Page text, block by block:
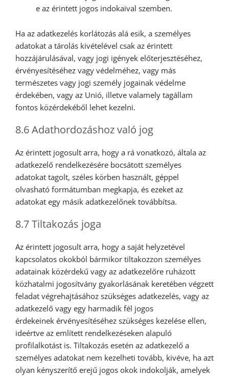
e az érintett jogos indokaival szemben.
Ha az adatkezelés korlátozás alá esik, a személyes
adatokat a tárolás kivételével csak az érintett
hozzájárulásával, vagy jogi igények előterjesztéséhez,
érvényesítéséhez vagy védelméhez, vagy más
természetes vagy jogi személy jogainak védelme
érdekében, vagy az Unió, illetve valamely tagállam
fontos közérdekéből lehet kezelni.
8.6 Adathordozáshoz való jog
Az érintett jogosult arra, hogy a rá vonatkozó, általa az
adatkezelő rendelkezésére bocsátott személyes
adatokat tagolt, széles körben használt, géppel
olvasható formátumban megkapja, és ezeket az
adatokat egy másik adatkezelőnek továbbítsa.
8.7 Tiltakozás joga
Az érintett jogosult arra, hogy a saját helyzetével
kapcsolatos okokból bármikor tiltakozzon személyes
adatainak közérdekű vagy az adatkezelőre ruházott
közhatalmi jogosítvány gyakorlásának keretében végzett
feladat végrehajtásához szükséges adatkezelés, vagy az
adatkezelő vagy egy harmadik fél jogos
érdekeinek érvényesítéséhez szükséges kezelése ellen,
ideértve az említett rendelkezéseken alapuló
profilalkotást is. Tiltakozás esetén az adatkezelő a
személyes adatokat nem kezelheti tovább, kivéve, ha azt
olyan kényszerítő erejű jogos okok indokolják, amelyek